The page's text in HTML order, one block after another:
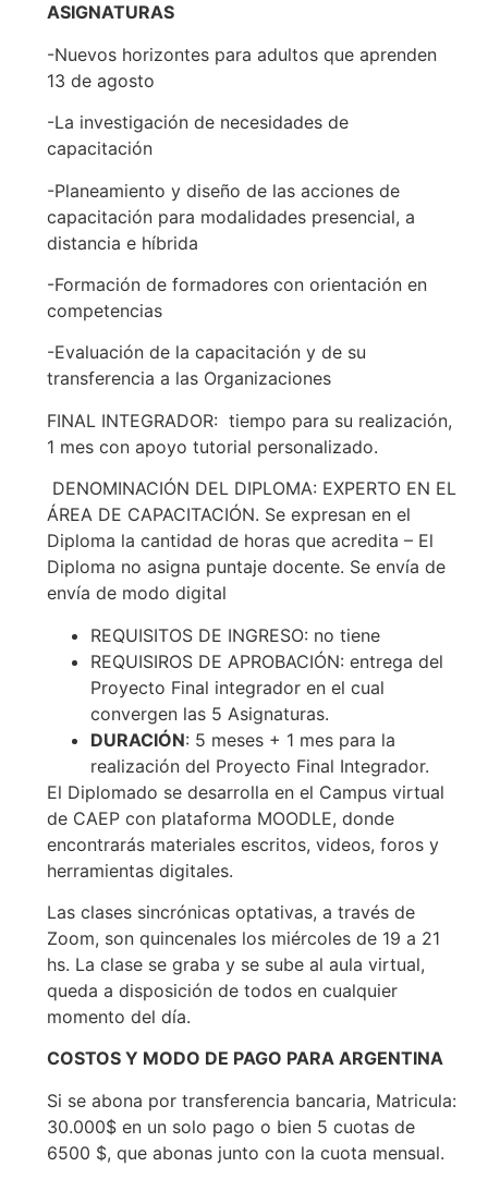
ASIGNATURAS
-Nuevos horizontes para adultos que aprenden
13 de agosto
-La investigación de necesidades de
capacitación
-Planeamiento y diseño de las acciones de
capacitación para modalidades presencial, a
distancia e híbrida
-Formación de formadores con orientación en
competencias
-Evaluación de la capacitación y de su
transferencia a las Organizaciones
FINAL INTEGRADOR: tiempo para su realización,
1 mes con apoyo tutorial personalizado.
DENOMINACIÓN DEL DIPLOMA: EXPERTO EN EL
ÁREA DE CAPACITACIÓN. Se expresan en el
Diploma la cantidad de horas que acredita – El
Diploma no asigna puntaje docente. Se envía de
envía de modo digital
REQUISITOS DE INGRESO: no tiene
REQUISIROS DE APROBACIÓN: entrega del
Proyecto Final integrador en el cual
convergen las 5 Asignaturas.
DURACIÓN: 5 meses + 1 mes para la
realización del Proyecto Final Integrador.
El Diplomado se desarrolla en el Campus virtual
de CAEP con plataforma MOODLE, donde
encontrarás materiales escritos, videos, foros y
herramientas digitales.
Las clases sincrónicas optativas, a través de
Zoom, son quincenales los miércoles de 19 a 21
hs. La clase se graba y se sube al aula virtual,
queda a disposición de todos en cualquier
momento del día.
COSTOS Y MODO DE PAGO PARA ARGENTINA
Si se abona por transferencia bancaria, Matricula:
30.000$ en un solo pago o bien 5 cuotas de
6500 $, que abonas junto con la cuota mensual.